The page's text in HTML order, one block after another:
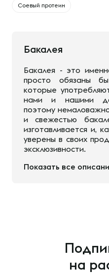
Соевый протеин
Бакалея
Бакалея - это
просто обязаны
которые
нами и нашими
поэтому
и свежестью
изготавливается и,
уверены в своих
эксклюзивности.
Показать все
на